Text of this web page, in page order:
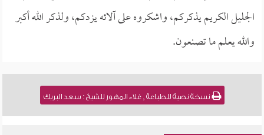
الجليل الكريم يذكركم، واشكروه على آلائه يزدكم، ولذكر الله أكبر
والله يعلم ما تصنعون.
نسخة نصية للطباعة , غلاء المهور للشيخ : سعد البريك